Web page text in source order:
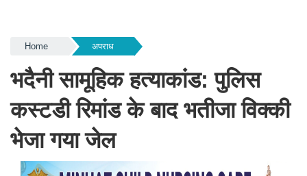
Home अपराध
भदैनी सामूहिक हत्याकांड: पुलिस
कस्टडी रिमांड के बाद भतीजा विक्की
भेजा गया जेल